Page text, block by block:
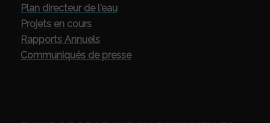
Plan directeur de l'eau
Projets en cours
Rapports Annuels
Communiqués de presse